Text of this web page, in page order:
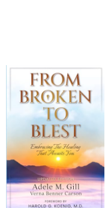
Comenzar a vender
Ayuda